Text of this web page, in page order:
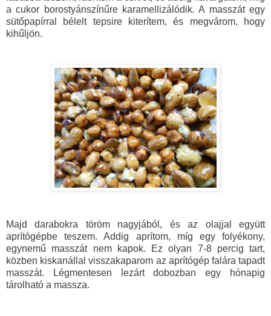
a cukor borostyánszínűre karamellizálódik. A masszát egy
sütőpapírral bélelt tepsire kiterítem, és megvárom, hogy
kihűljön.
Majd darabokra töröm nagyjából, és az olajjal együtt
aprítógépbe teszem. Addig aprítom, míg egy folyékony,
egynemű masszát nem kapok. Ez olyan 7-8 percig tart,
közben kiskanállal visszakaparom az aprítógép falára tapadt
masszát. Légmentesen lezárt dobozban egy hónapig
tárolható a massza.